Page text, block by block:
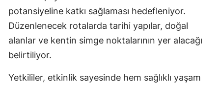
potansiyeline katkı sağlaması hedefleniyor.
Düzenlenecek rotalarda tarihi yapılar, doğal
alanlar ve kentin simge noktalarının yer alacağı
belirtiliyor.
Yetkililer, etkinlik sayesinde hem sağlıklı yaşam